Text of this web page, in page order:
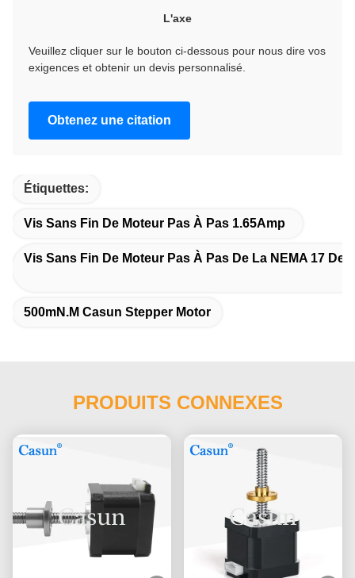
L'axe
Veuillez cliquer sur le bouton ci-dessous pour nous dire vos
exigences et obtenir un devis personnalisé.
Obtenez une citation
Étiquettes:
Vis Sans Fin De Moteur Pas À Pas 1.65Amp
Vis Sans Fin De Moteur Pas À Pas De La NEMA 17 De
500mN.M Casun Stepper Motor
PRODUITS CONNEXES